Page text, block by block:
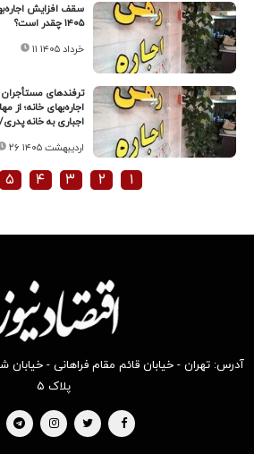
سقف افزایش
۱۴۰۵ چقدر است؟
۱۱ خرداد ۱۴۰۵
ترفندهای مستأجران
اجاره‌بهای خانه؛
اجباری به خانه
۲۶ اردیبهشت ۱۴۰۵
۱ ۲ ۳ ۴ ۵
آدرس: تهران - خیابان قائم مقام فراهانی -
پلاک ۵